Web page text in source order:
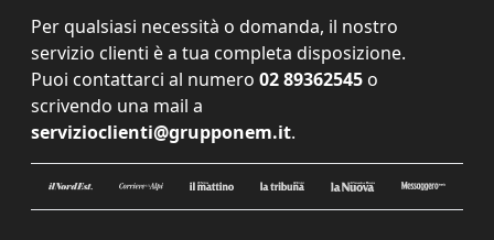
Per qualsiasi necessità o domanda, il nostro
servizio clienti è a tua completa disposizione.
Puoi contattarci al numero 02 89362545 o
scrivendo una mail a
servizioclienti@grupponem.it.